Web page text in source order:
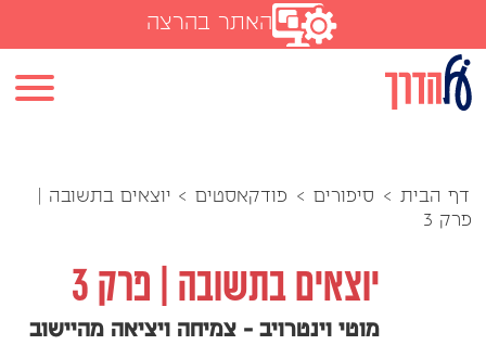
האתר בהרצה
דף הבית > סיפורים > פודקאסטים > יוצאים בתשובה |
פרק 3
יוצאים בתשובה | פרק 3
מוטי וינטרויב - צמיחה ויציאה מהיישוב